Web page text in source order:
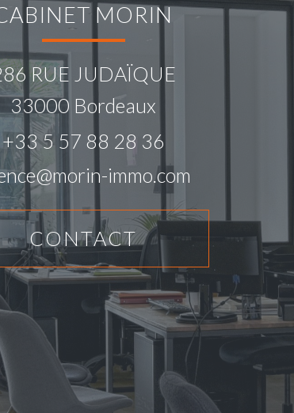
CABINET MORIN
RUE JUDAÏQUE
33000 Bordeaux
+33 5 57 88 28 36
immo.com
CONTACT